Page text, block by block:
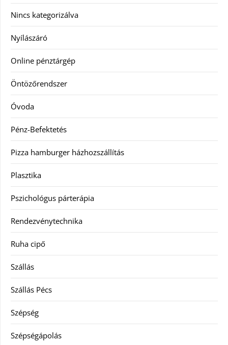
Nincs kategorizálva
Nyílászáró
Online pénztárgép
Öntözőrendszer
Óvoda
Pénz-Befektetés
Pizza hamburger házhozszállítás
Plasztika
Pszichológus párterápia
Rendezvénytechnika
Ruha cipő
Szállás
Szállás Pécs
Szépség
Szépségápolás